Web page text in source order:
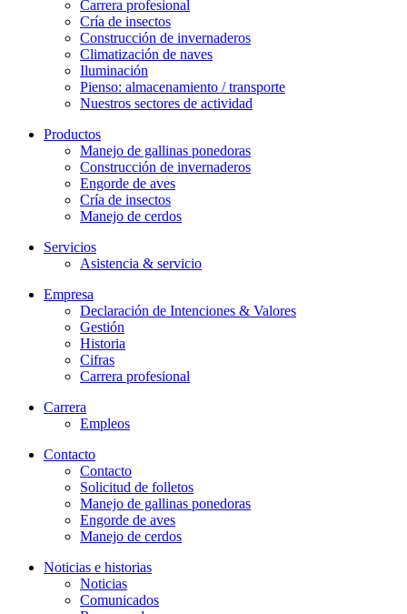
Carrera profesional
Cría de insectos
Construcción de invernaderos
Climatización de naves
Iluminación
Pienso: almacenamiento / transporte
Nuestros sectores de actividad
Productos
Manejo de gallinas ponedoras
Construcción de invernaderos
Engorde de aves
Cría de insectos
Manejo de cerdos
Servicios
Asistencia & servicio
Empresa
Declaración de Intenciones & Valores
Gestión
Historia
Cifras
Carrera profesional
Carrera
Empleos
Contacto
Contacto
Solicitud de folletos
Manejo de gallinas ponedoras
Engorde de aves
Manejo de cerdos
Noticias e historias
Noticias
Comunicados